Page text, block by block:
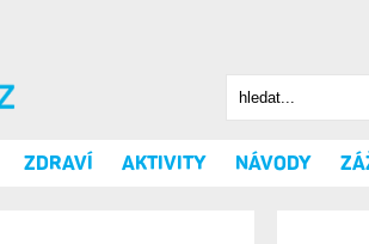
Hledat
ZDRAVÍ AKTIVITY NÁVODY